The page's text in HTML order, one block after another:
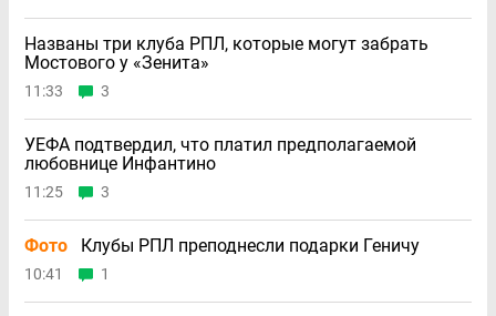
Названы три клуба РПЛ, которые могут забрать
Мостового у «Зенита»
11:33 3
УЕФА подтвердил, что платил предполагаемой
любовнице Инфантино
11:25 3
Фото Клубы РПЛ преподнесли подарки Геничу
10:41 1